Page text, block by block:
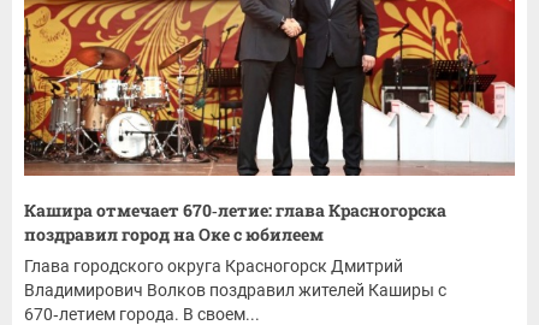
Кашира отмечает 670‑летие: глава Красногорска
поздравил город на Оке с юбилеем
Глава городского округа Красногорск Дмитрий
Владимирович Волков поздравил жителей Каширы с
670‑летием города. В своем...